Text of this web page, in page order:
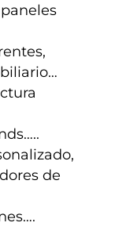
paneles
de